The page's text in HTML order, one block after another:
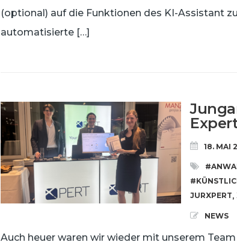
(optional) auf die Funktionen des KI-Assistant
automatisierte […]
18. MAI
JURXPERT,
NEWS
Auch heuer waren wir wieder mit unserem